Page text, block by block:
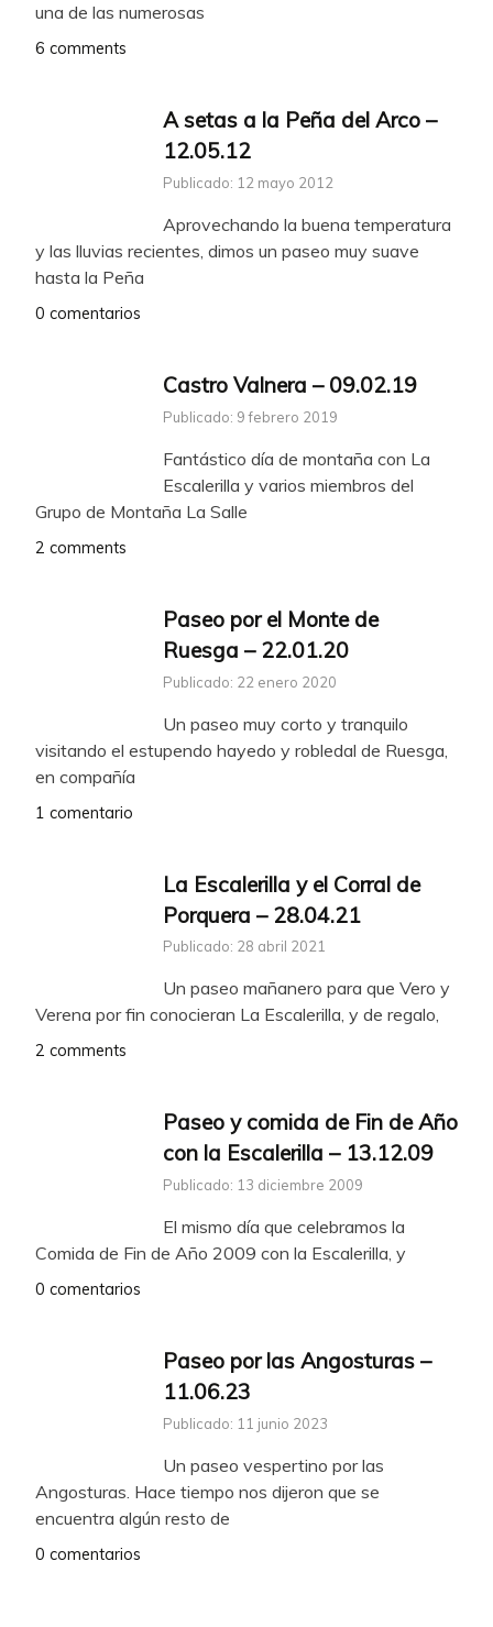
una de las numerosas
6 comments
A setas a la Peña del Arco –
12.05.12
Publicado: 12 mayo 2012
Aprovechando la buena temperatura
y las lluvias recientes, dimos un paseo muy suave
hasta la Peña
0 comentarios
Castro Valnera – 09.02.19
Publicado: 9 febrero 2019
Fantástico día de montaña con La
Escalerilla y varios miembros del
Grupo de Montaña La Salle
2 comments
Paseo por el Monte de
Ruesga – 22.01.20
Publicado: 22 enero 2020
Un paseo muy corto y tranquilo
visitando el estupendo hayedo y robledal de Ruesga,
en compañía
1 comentario
La Escalerilla y el Corral de
Porquera – 28.04.21
Publicado: 28 abril 2021
Un paseo mañanero para que Vero y
Verena por fin conocieran La Escalerilla, y de regalo,
2 comments
Paseo y comida de Fin de Año
con la Escalerilla – 13.12.09
Publicado: 13 diciembre 2009
El mismo día que celebramos la
Comida de Fin de Año 2009 con la Escalerilla, y
0 comentarios
Paseo por las Angosturas –
11.06.23
Publicado: 11 junio 2023
Un paseo vespertino por las
Angosturas. Hace tiempo nos dijeron que se
encuentra algún resto de
0 comentarios